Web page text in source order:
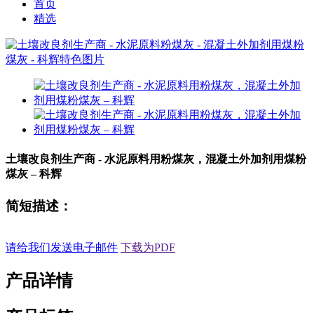
首页
精选
土壤改良剂生产商 - 水泥原料用粉煤灰，混凝土外加剂用煤粉
煤灰 – 科辉
简短描述：
请给我们发送电子邮件 下载为PDF
产品详情